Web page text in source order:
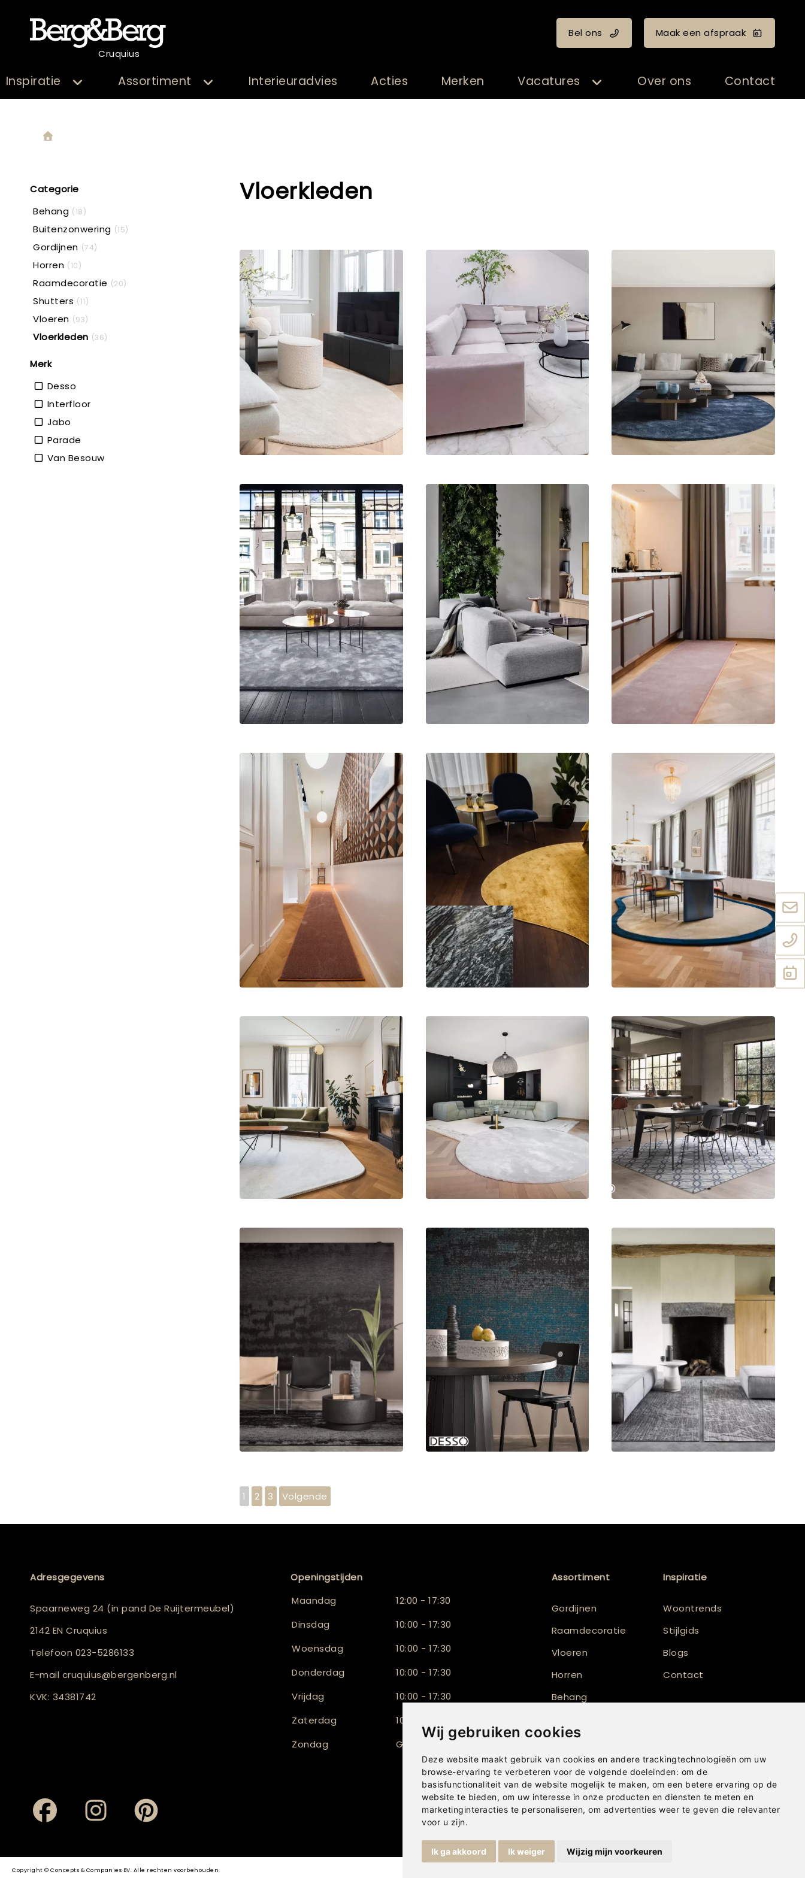
Wij gebruiken cookies
Deze website maakt gebruik van cookies en andere trackingtechnologieën om uw
browse-ervaring te verbeteren voor de volgende doeleinden: om de
basisfunctionaliteit van de website mogelijk te maken, om een betere ervaring op de
website te bieden, om uw interesse in onze producten en diensten te meten en
marketinginteracties te personaliseren, om advertenties weer te geven die relevanter
voor u zijn.
Ik ga akkoord Ik weiger Wijzig mijn voorkeuren
Cruquius
Bel ons Maak een afspraak
Inspiratie Assortiment Interieuradvies Acties Merken Vacatures Over ons Contact
Categorie
Behang (18)
Buitenzonwering (15)
Gordijnen (74)
Horren (10)
Raamdecoratie (20)
Shutters (11)
Vloeren (93)
Vloerkleden (36)
Merk
Desso
Interfloor
Jabo
Parade
Van Besouw
Vloerkleden
1 2 3 Volgende
Adresgegevens
Spaarneweg 24 (in pand De Ruijtermeubel)
2142 EN Cruquius
Telefoon 023-5286133
E-mail cruquius@bergenberg.nl
KVK: 34381742
Openingstijden
Maandag
12:00 - 17:30
Dinsdag
10:00 - 17:30
Woensdag
10:00 - 17:30
Donderdag
10:00 - 17:30
Vrijdag
10:00 - 17:30
Zaterdag
10:00 - 17:00
Zondag
Gesloten
Assortiment
Gordijnen
Raamdecoratie
Vloeren
Horren
Behang
Shutters
Inspiratie
Woontrends
Stijlgids
Blogs
Contact
Copyright © Concepts & Companies BV. Alle rechten voorbehouden.